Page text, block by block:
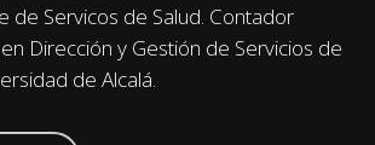
de Servicos de Salud. Contador
Dirección y Gestión de Servicios de
de Alcalá.